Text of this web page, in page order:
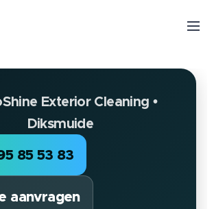
Exterior Cleaning •
Diksmuide
85 53 83
aanvragen